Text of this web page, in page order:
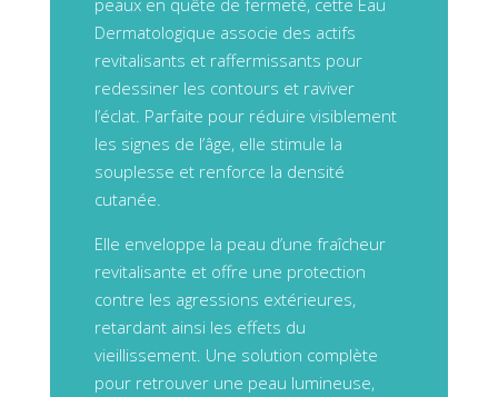
Dermatologique associe des actifs
revitalisants et raffermissants pour
redessiner les contours et raviver
l’éclat. Parfaite pour réduire visiblement
les signes de l’âge, elle stimule la
souplesse et renforce la densité
cutanée.
Elle enveloppe la peau d’une fraîcheur
revitalisante et offre une protection
contre les agressions extérieures,
retardant ainsi les effets du
vieillissement. Une solution complète
pour retrouver une peau lumineuse,